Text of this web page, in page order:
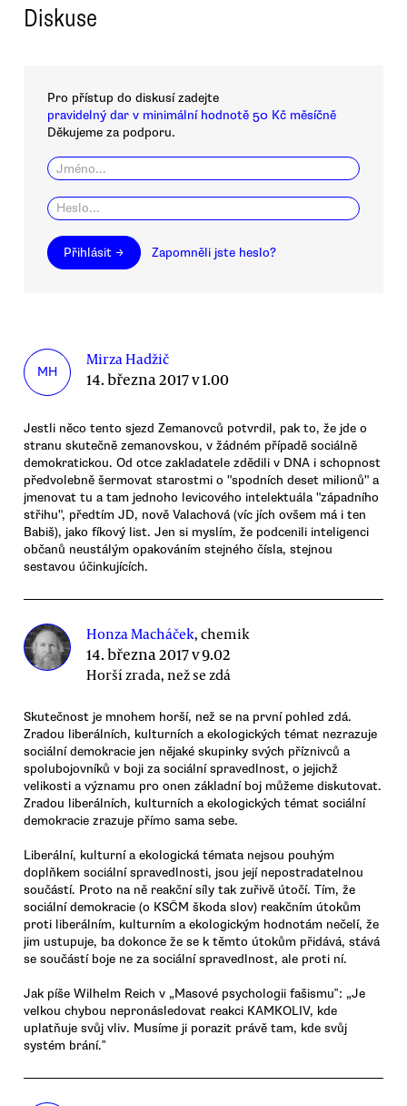
Diskuse
Pro přístup do diskusí zadejte
pravidelný dar v minimální hodnotě 50 Kč měsíčně
Děkujeme za podporu.
Přihlásit → Zapomněli jste heslo?
MH
Mirza Hadžič
14. března 2017 v 1.00
Jestli něco tento sjezd Zemanovců potvrdil, pak to, že jde o
stranu skutečně zemanovskou, v žádném případě sociálně
demokratickou. Od otce zakladatele zdědili v DNA i schopnost
předvolebně šermovat starostmi o "spodních deset milionů" a
jmenovat tu a tam jednoho levicového intelektuála "západního
střihu", předtím JD, nově Valachová (víc jích ovšem má i ten
Babiš), jako fíkový list. Jen si myslím, že podcenili inteligenci
občanů neustálým opakováním stejného čísla, stejnou
sestavou účinkujících.
Honza Macháček, chemik
14. března 2017 v 9.02
Horší zrada, než se zdá
Skutečnost je mnohem horší, než se na první pohled zdá.
Zradou liberálních, kulturních a ekologických témat nezrazuje
sociální demokracie jen nějaké skupinky svých příznivců a
spolubojovníků v boji za sociální spravedlnost, o jejichž
velikosti a významu pro onen základní boj můžeme diskutovat.
Zradou liberálních, kulturních a ekologických témat sociální
demokracie zrazuje přímo sama sebe.
Liberální, kulturní a ekologická témata nejsou pouhým
doplňkem sociální spravedlnosti, jsou její nepostradatelnou
součástí. Proto na ně reakční síly tak zuřivě útočí. Tím, že
sociální demokracie (o KSČM škoda slov) reakčním útokům
proti liberálním, kulturním a ekologickým hodnotám nečelí, že
jim ustupuje, ba dokonce že se k těmto útokům přidává, stává
se součástí boje ne za sociální spravedlnost, ale proti ní.
Jak píše Wilhelm Reich v „Masové psychologii fašismu‟: „Je
velkou chybou nepronásledovat reakci KAMKOLIV, kde
uplatňuje svůj vliv. Musíme ji porazit právě tam, kde svůj
systém brání.‟